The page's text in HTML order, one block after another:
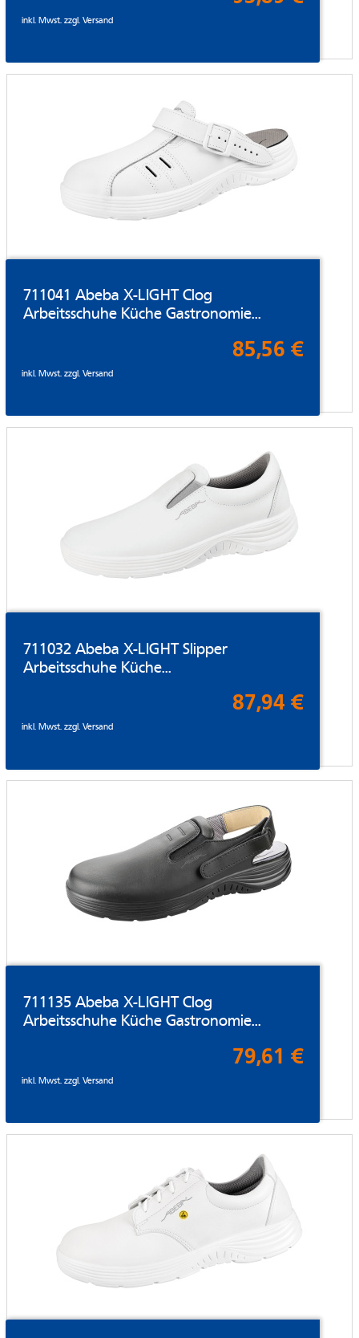
inkl. Mwst. zzgl.Versand
711041 Abeba X-LIGHT Clog
Arbeitsschuhe Küche Gastronomie...
85,56 €
inkl. Mwst. zzgl.Versand
711032 Abeba X-LIGHT Slipper
Arbeitsschuhe Küche...
87,94 €
inkl. Mwst. zzgl.Versand
711135 Abeba X-LIGHT Clog
Arbeitsschuhe Küche Gastronomie...
79,61 €
inkl. Mwst. zzgl.Versand